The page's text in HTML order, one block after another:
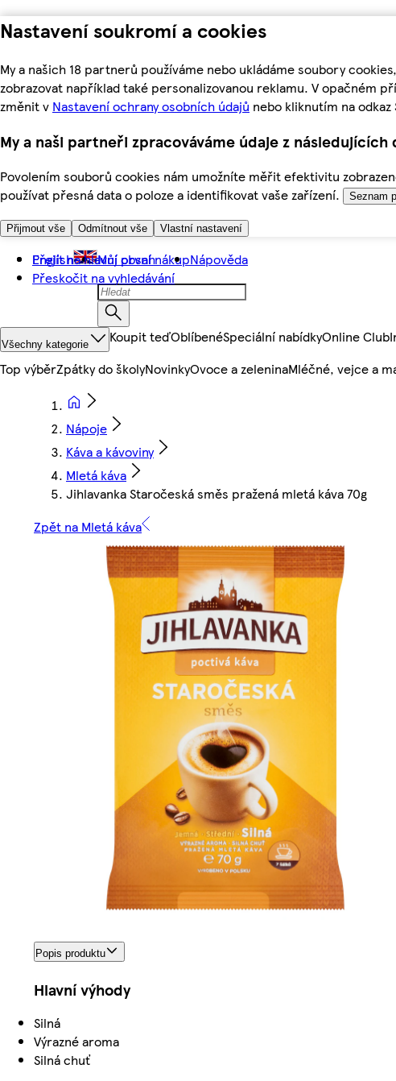
Nastavení soukromí a cookies
My a našich 18 partnerů používáme nebo ukládáme soubory
zobrazovat například také personalizovanou reklamu. V opačném
změnit v Nastavení ochrany osobních údajů nebo kliknutím na
My a naši partneři zpracováváme údaje z následujících
Povolením souborů cookies nám umožníte měřit efektivitu
používat přesná data o poloze a identifikovat vaše zařízení.
Seznam
Přijmout vše Odmítnout vše Vlastní nastavení
Přejít na hlavní obsah
Přeskočit na vyhledávání
English Můj první nákupNápověda
Všechny kategorie Koupit teďOblíbenéSpeciální nabídkyOnline Club
Top výběrZpátky do školyNovinkyOvoce a zeleninaMléčné, vejce a
Nápoje
Káva a kávoviny
Mletá káva
Jihlavanka Staročeská směs pražená mletá káva 70g
Zpět na Mletá káva
Popis produktu
Hlavní výhody
Silná
Výrazné aroma
Silná chuť